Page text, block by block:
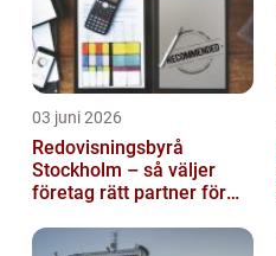
03 juni 2026
Redovisningsbyrå
Stockholm – så väljer
företag rätt partner för